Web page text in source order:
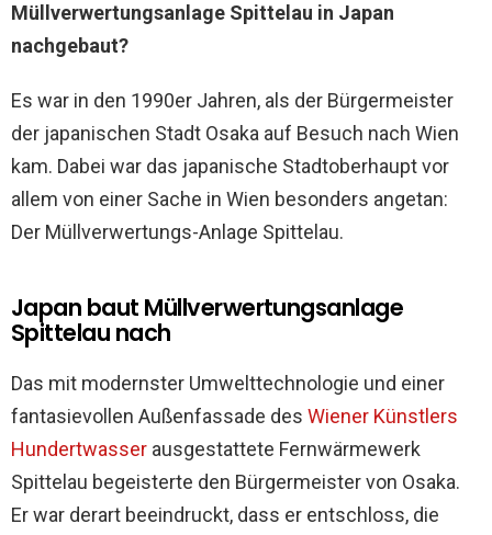
Müllverwertungsanlage Spittelau in Japan
nachgebaut?
Es war in den 1990er Jahren, als der Bürgermeister
der japanischen Stadt Osaka auf Besuch nach Wien
kam. Dabei war das japanische Stadtoberhaupt vor
allem von einer Sache in Wien besonders angetan:
Der Müllverwertungs-Anlage Spittelau.
Japan baut Müllverwertungsanlage
Spittelau nach
Das mit modernster Umwelttechnologie und einer
fantasievollen Außenfassade des Wiener Künstlers
Hundertwasser ausgestattete Fernwärmewerk
Spittelau begeisterte den Bürgermeister von Osaka.
Er war derart beeindruckt, dass er entschloss, die